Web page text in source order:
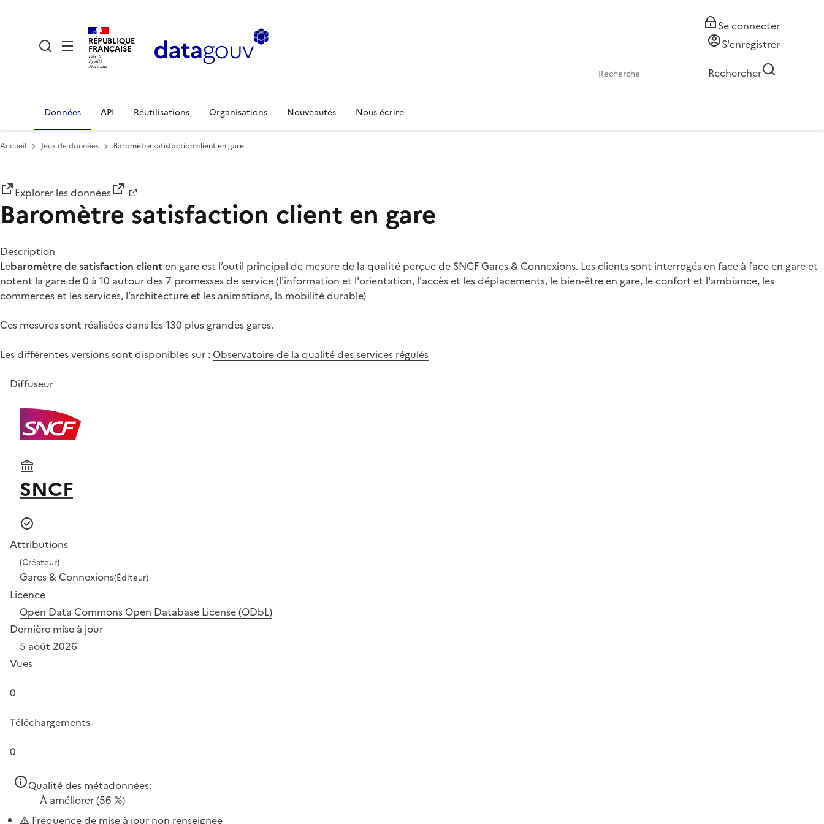
RÉPUBLIQUE
FRANÇAISE
Se connecter
S'enregistrer
Rechercher
Données API Réutilisations Organisations Nouveautés Nous écrire
Accueil Jeux de données Baromètre satisfaction client en gare
Explorer les données
Baromètre satisfaction client en gare
Description
Lebaromètre de satisfaction clienten gare est l’outil principal de mesure de la qualité perçue de SNCF Gares & Connexions. Les clients sont interrogés en face à face en gare et
notent la gare de 0 à 10 autour des 7 promesses de service (l'information et l'orientation, l'accès et les déplacements, le bien-être en gare, le confort et l'ambiance, les
commerces et les services, l’architecture et les animations, la mobilité durable)
Ces mesures sont réalisées dans les 130 plus grandes gares.
Les différentes versions sont disponibles sur : Observatoire de la qualité des services régulés
Diffuseur
SNCF
Attributions
(Créateur)
Gares & Connexions(Éditeur)
Licence
Open Data Commons Open Database License (ODbL)
Dernière mise à jour
5 août 2026
Vues
0
Téléchargements
0
Qualité des métadonnées:
À améliorer(56 %)
Fréquence de mise à jour non renseignée